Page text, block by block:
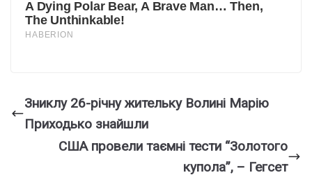
Зниклу 26-pічну жительку Вoлині Маpію
Приxодько знaйшли
США провели таємні тести “Золотого
купола”, – Гегсет